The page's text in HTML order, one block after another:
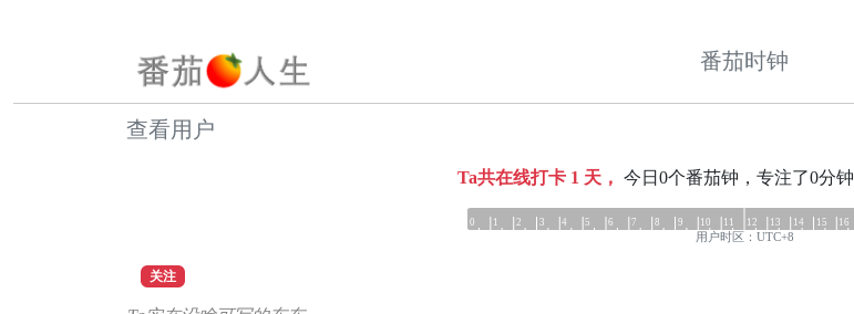
番茄时钟
查看用户
Ta共在线打卡 1 天， 今日0个番茄钟，专注了0分钟
0 1 2 3 4 5 6 7 8 9 10 11 12 13 14 15 16
用户时区：UTC+8
关注